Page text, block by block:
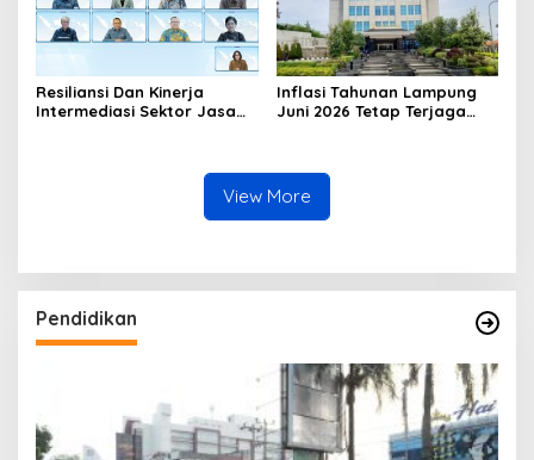
Resiliansi Dan Kinerja
Intermediasi Sektor Jasa
Inflasi Tahunan Lampung
Juni 2026 Tetap Terjaga
View More
Pendidikan